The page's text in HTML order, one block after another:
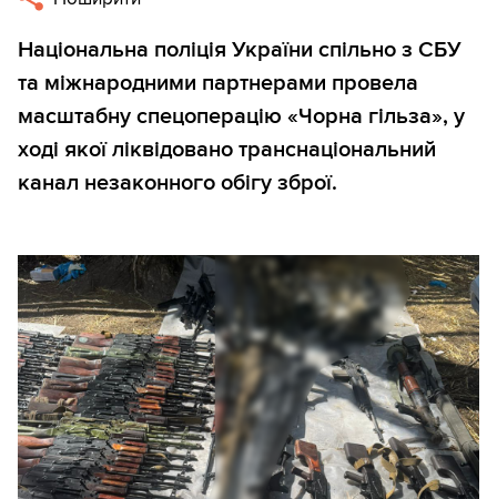
Національна поліція України спільно з СБУ
та міжнародними партнерами провела
масштабну спецоперацію «Чорна гільза», у
ході якої ліквідовано транснаціональний
канал незаконного обігу зброї.